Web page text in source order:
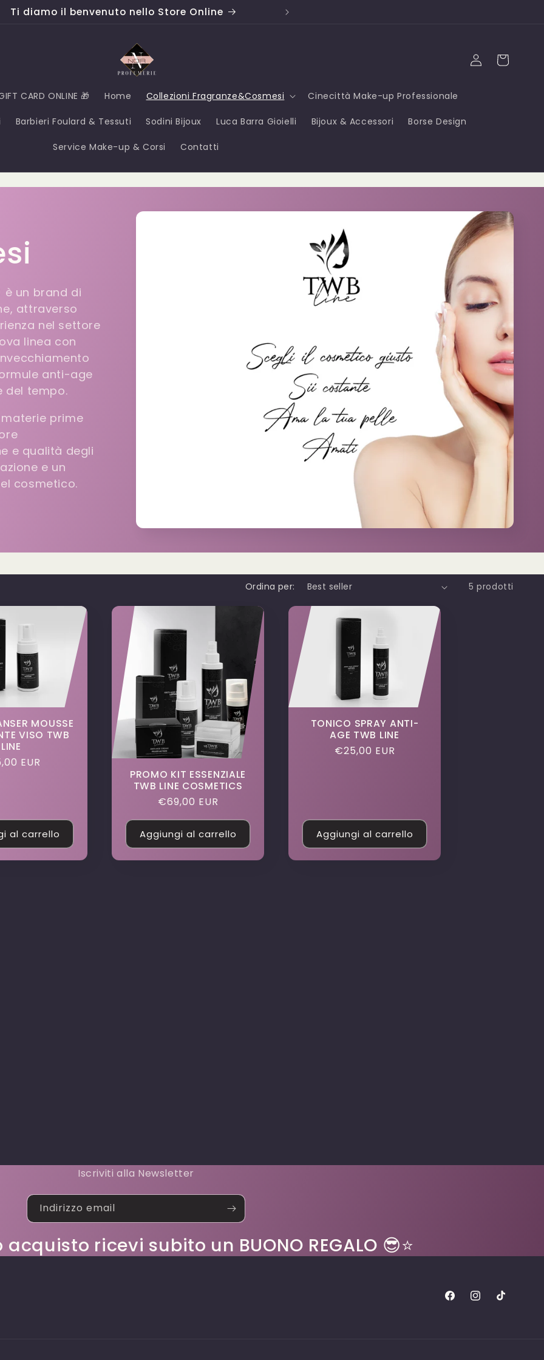
Ti diamo il benvenuto nello Store Online
CARD ONLINE 🎁 Home Collezioni Fragranze&Cosmesi Cinecittà Make-up Professionale
Barbieri Foulard & Tessuti Sodini Bijoux Luca Barra Gioielli Bijoux & Accessori Borse Design
Service Make-up & Corsi Contatti
Accedi Carrello
è un brand di
attraverso
nel settore
linea con
anti-age
del tempo.
prime
e qualità degli
e un
cosmetico.
Ordina per: 5 prodotti
MOUSSE
VISO TWB
LINE
EUR
al carrello
PROMO KIT ESSENZIALE
TWB LINE COSMETICS
Prezzo
di
listino
€69,00 EUR
Aggiungi al carrello
TONICO SPRAY ANTI-
AGE TWB LINE
Prezzo
€25,00 EUR
Aggiungi al carrello
Iscriviti alla Newsletter
Indirizzo email
ricevi subito un BUONO REGALO 😎⭐
FacebookInstagram
TikTok